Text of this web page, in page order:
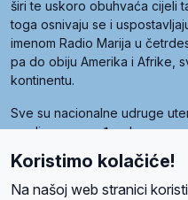
širi te uskoro obuhvaća cijeli
toga osnivaju se i
imenom Radio Marija u
pa do obiju Amerika i Afrike,
kontinentu.
Sve su nacionalne udruge
zemljama, a međusobna su
pod nazivom Svjetska obitelj
Radio Maria). Svjetsku obitelj
kojima je i hrvatska Udruga
Koristimo kolačiće!
Na našoj web stranici